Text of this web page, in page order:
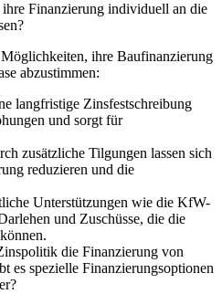
Finanzierung individuell an die
ihre Baufinanzierung
abzustimmen:
langfristige Zinsfestschreibung
und sorgt für
zusätzliche Tilgungen lassen sich
reduzieren und die
Unterstützungen wie die KfW-
und Zuschüsse, die die
die Finanzierung von
es spezielle Finanzierungsoptionen